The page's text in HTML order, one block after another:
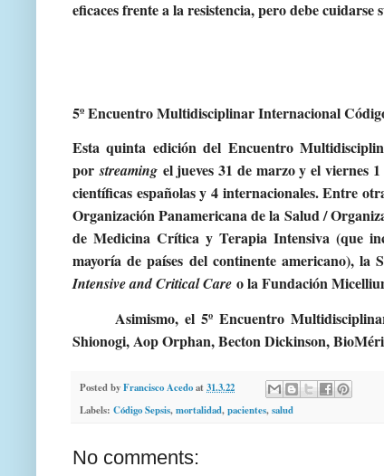
eficaces frente a la resistencia, pero debe
5º Encuentro Multidisciplinar Internacional
Esta quinta edición del Encuentro
porstreamingel jueves 31 de marzo y el viernes
científicas españolas y 4 internacionales. Entre
Organización Panamericana de la Salud /
de Medicina Crítica y Terapia Intensiva (que
mayoría de países del continente americano), la
Intensive and Critical Care o la Fundación
Asimismo, el 5º Encuentro
Shionogi, Aop Orphan, Becton Dickinson,
Posted byFrancisco Acedoat 31.3.22
Labels: Código Sepsis,mortalidad,pacientes,salud
No comments: